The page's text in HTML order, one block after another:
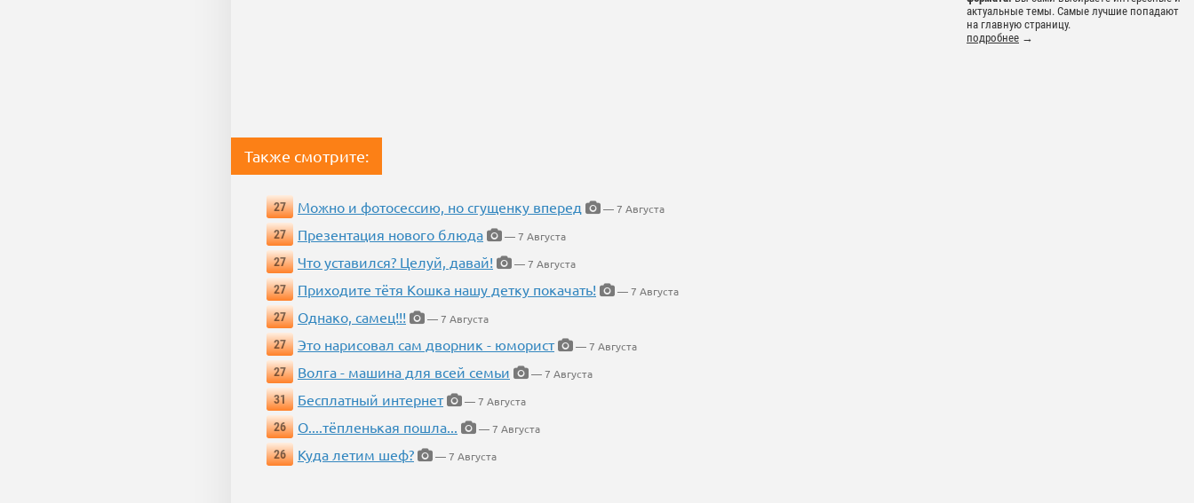
актуальные темы. Самые лучшие попадают
на главную страницу.
подробнее →
Также смотрите:
27 Можно и фотосессию, но сгущенку вперед
— 7 Августа
27
Презентация нового блюда
— 7 Августа
27
Что уставился? Целуй, давай!
— 7 Августа
27
Приходите тётя Кошка нашу детку покачать!
— 7 Августа
27
Однако, самец!!!
— 7 Августа
27
Это нарисовал сам дворник - юморист
— 7 Августа
27
Волга - машина для всей семьи
— 7 Августа
31
Бесплатный интернет
— 7 Августа
26
О....тёпленькая пошла...
— 7 Августа
26
Куда летим шеф? — 7 Августа